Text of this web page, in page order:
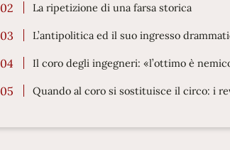
La ripetizione di una farsa storica
L’antipolitica ed il suo ingresso
Il coro degli ingegneri: «l’ottimo è
Quando al coro si sostituisce il circo: i